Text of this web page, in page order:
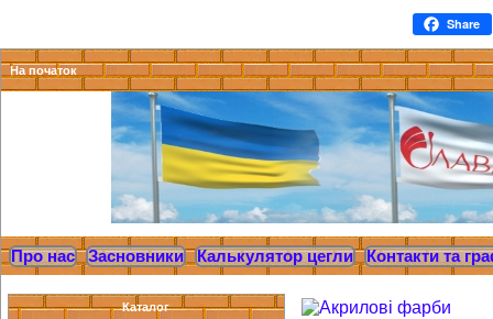
Share
На початок
Про нас Засновники Калькулятор цегли Контакти та
Каталог